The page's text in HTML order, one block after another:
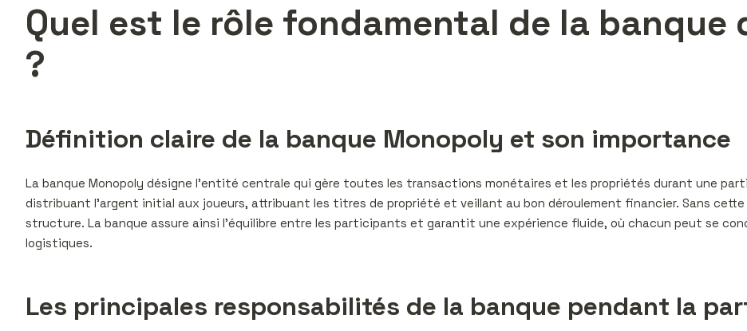
Quel est le rôle fondamental de la banque
?
Définition claire de la banque Monopoly et son importance
La banque Monopoly désigne l’entité centrale qui gère toutes les transactions monétaires et les propriétés durant une
distribuant l’argent initial aux joueurs, attribuant les titres de propriété et veillant au bon déroulement financier. Sans
structure. La banque assure ainsi l’équilibre entre les participants et garantit une expérience fluide, où chacun peut se
logistiques.
Les principales responsabilités de la banque pendant la